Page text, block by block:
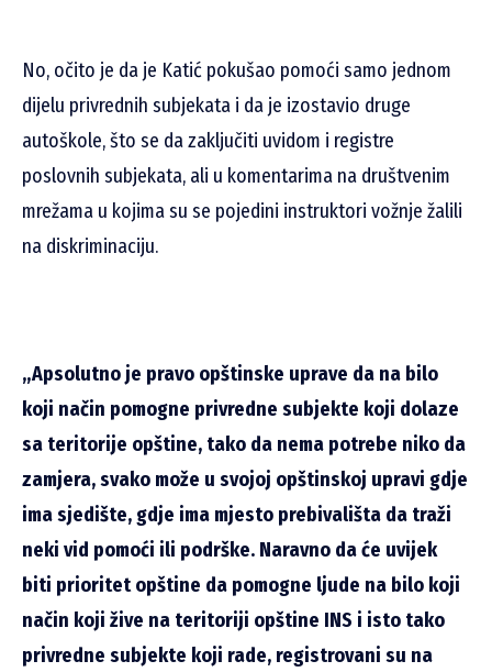
No, očito je da je Katić pokušao pomoći samo jednom
dijelu privrednih subjekata i da je izostavio druge
autoškole, što se da zaključiti uvidom i registre
poslovnih subjekata, ali u komentarima na društvenim
mrežama u kojima su se pojedini instruktori vožnje žalili
na diskriminaciju.
„Apsolutno je pravo opštinske uprave da na bilo
koji način pomogne privredne subjekte koji dolaze
sa teritorije opštine, tako da nema potrebe niko da
zamjera, svako može u svojoj opštinskoj upravi gdje
ima sjedište, gdje ima mjesto prebivališta da traži
neki vid pomoći ili podrške. Naravno da će uvijek
biti prioritet opštine da pomogne ljude na bilo koji
način koji žive na teritoriji opštine INS i isto tako
privredne subjekte koji rade, registrovani su na